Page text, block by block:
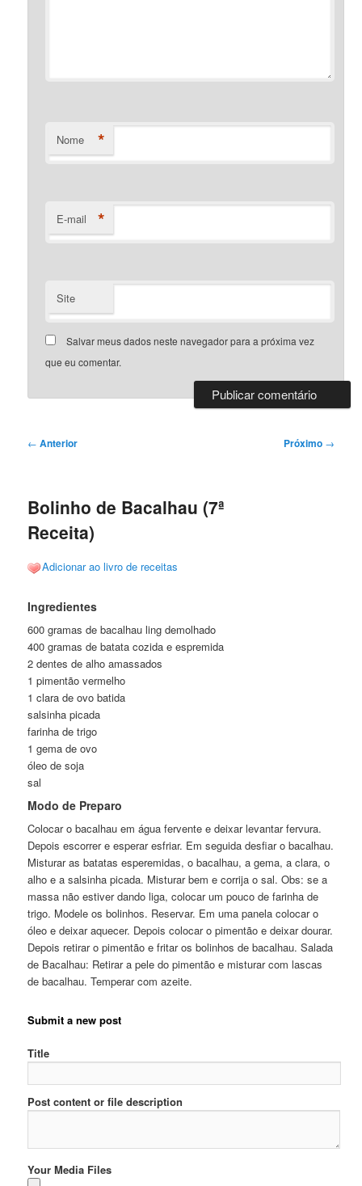
Nome *
E-mail *
Site
Salvar meus dados neste navegador para a próxima vez
que eu comentar.
Navegação
← Anterior Próximo →
Bolinho de Bacalhau (7ª
Receita)
Adicionar ao livro de receitas
Ingredientes
600 gramas de bacalhau ling demolhado
400 gramas de batata cozida e espremida
2 dentes de alho amassados
1 pimentão vermelho
1 clara de ovo batida
salsinha picada
farinha de trigo
1 gema de ovo
óleo de soja
sal
Modo de Preparo
Colocar o bacalhau em água fervente e deixar levantar fervura.
Depois escorrer e esperar esfriar. Em seguida desfiar o bacalhau.
Misturar as batatas esperemidas, o bacalhau, a gema, a clara, o
alho e a salsinha picada. Misturar bem e corrija o sal. Obs: se a
massa não estiver dando liga, colocar um pouco de farinha de
trigo. Modele os bolinhos. Reservar. Em uma panela colocar o
óleo e deixar aquecer. Depois colocar o pimentão e deixar dourar.
Depois retirar o pimentão e fritar os bolinhos de bacalhau. Salada
de Bacalhau: Retirar a pele do pimentão e misturar com lascas
de bacalhau. Temperar com azeite.
Submit a new post
Title
Post content or file description
Your Media Files